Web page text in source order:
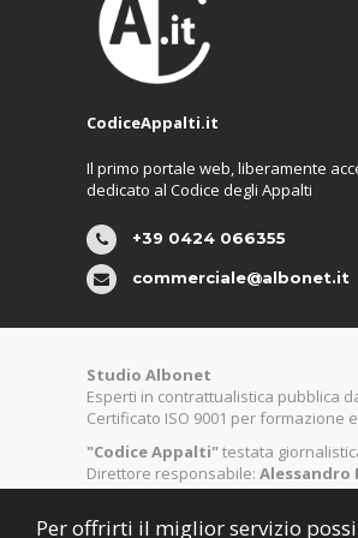
Per offrirti il miglior servizio
CodiceAppalti.it
Il primo portale web, liberamente
dedicato al Codice degli Appalti
+39 0424 066355
commerciale@albonet.it
Studio Albonet
Esperti in contrattualistica pubblica
Certificato ISO 9001 per formazione
"Codice Appalti"testata
Direttore responsabile: Alessandro